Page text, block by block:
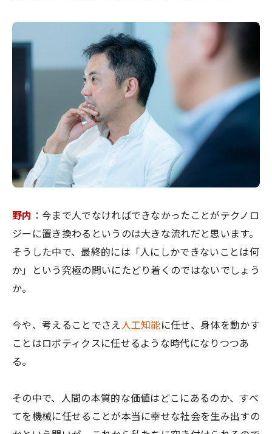
野内 ：今まで人でなければできなかったことがテクノロ
ジーに置き換わるというのは大きな流れだと思います。
そうした中で、最終的には「人にしかできないことは何
か」という究極の問いにたどり着くのではないでしょう
か。
今や、考えることでさえ人工知能に任せ、身体を動かす
ことはロボティクスに任せるような時代になりつつあ
る。
その中で、人間の本質的な価値はどこにあるのか、すべ
てを機械に任せることが本当に幸せな社会を生み出すの